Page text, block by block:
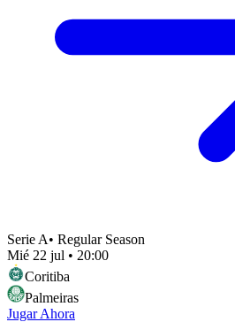
Serie A• Regular Season
Mié 22 jul • 20:00
Coritiba
Palmeiras
Jugar Ahora